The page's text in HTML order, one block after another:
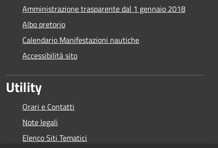
Amministrazione trasparente dal 1 gennaio 2018
Albo pretorio
Calendario Manifestazioni nautiche
Accessibilità sito
Utility
Orari e Contatti
Note legali
Elenco Siti Tematici